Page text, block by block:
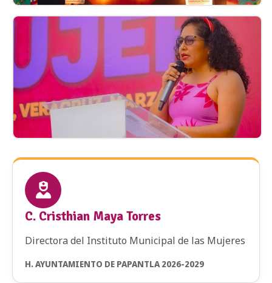
C. Cristhian Maya Torres
Directora del Instituto Municipal de las Mujeres
H. AYUNTAMIENTO DE PAPANTLA 2026-2029